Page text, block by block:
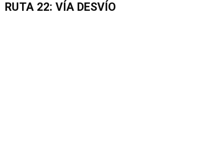
RUTA 22: VÍA DESVÍO